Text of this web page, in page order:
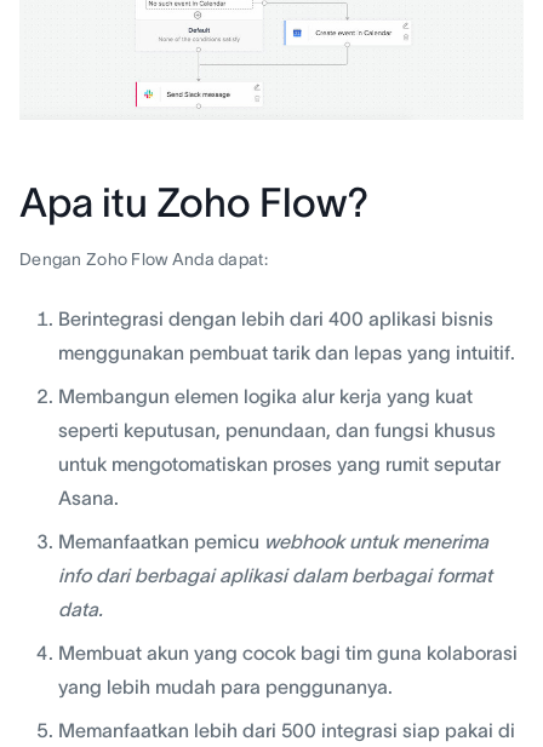
Apa itu Zoho Flow?
Dengan Zoho Flow Anda dapat:
Berintegrasi dengan lebih dari 400 aplikasi bisnis
menggunakan pembuat tarik dan lepas yang intuitif.
Membangun elemen logika alur kerja yang kuat
seperti keputusan, penundaan, dan fungsi khusus
untuk mengotomatiskan proses yang rumit seputar
Asana.
Memanfaatkan pemicu webhookuntuk menerima
info dari berbagai aplikasi dalam berbagai format
data.
Membuat akun yang cocok bagi tim guna kolaborasi
yang lebih mudah para penggunanya.
Memanfaatkan lebih dari 500 integrasi siap pakai di